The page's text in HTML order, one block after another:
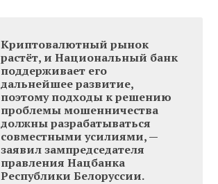
Криптовалютный рынок
растёт, и Национальный банк
поддерживает его
дальнейшее развитие,
поэтому подходы к решению
проблемы мошенничества
должны разрабатываться
совместными усилиями, —
заявил зампредседателя
правления Нацбанка
Республики Белоруссии.